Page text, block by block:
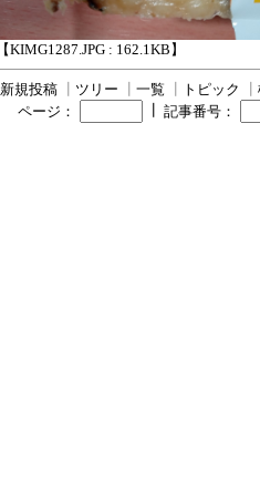
【KIMG1287.JPG : 162.1KB】
新規投稿 ツリー 一覧 トピック
ページ：
記事番号：